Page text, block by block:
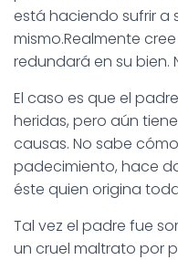
está haciendo sufrir a
mismo.Realmente
redundará en su bien.
El caso es que el
heridas, pero aún
causas. No sabe
padecimiento, hace
éste quien origina
Tal vez el padre fue
un cruel maltrato por